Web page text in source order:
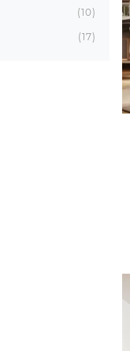
10
17